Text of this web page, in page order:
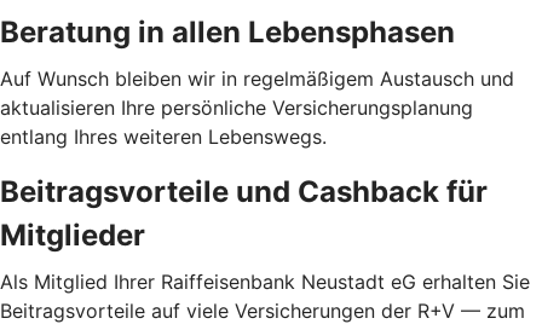
Beratung in allen Lebensphasen
Auf Wunsch bleiben wir in regelmäßigem Austausch und
aktualisieren Ihre persönliche Versicherungsplanung
entlang Ihres weiteren Lebenswegs.
Beitragsvorteile und Cashback für
Mitglieder
Als Mitglied Ihrer Raiffeisenbank Neustadt eG erhalten Sie
Beitragsvorteile auf viele Versicherungen der R+V — zum